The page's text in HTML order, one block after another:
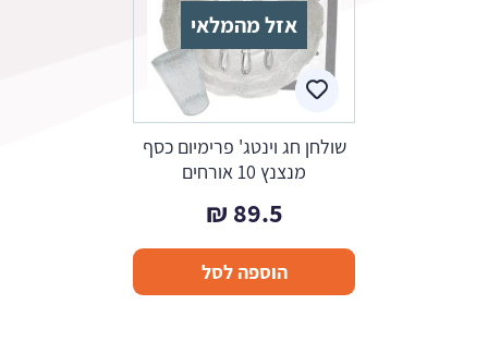
אזל מהמלאי
שולחן חג וינטג' פרימיום כסף
מנצנץ 10 אורחים
89.5
₪
הוספה לסל